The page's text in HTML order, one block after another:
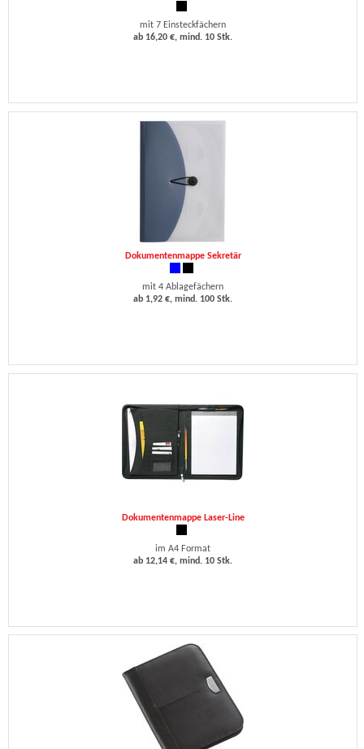
mit 7 Einsteckfächern
ab 16,20 €, mind. 10 Stk.
Dokumentenmappe Sekretär
mit 4 Ablagefächern
ab 1,92 €, mind. 100 Stk.
Dokumentenmappe Laser-Line
im A4 Format
ab 12,14 €, mind. 10 Stk.